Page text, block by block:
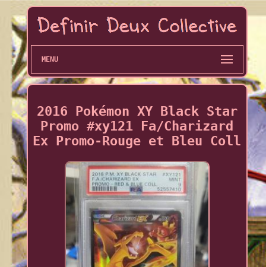
MENU
2016 Pokémon XY Black Star
Promo #xy121 Fa/Charizard
Ex Promo-Rouge et Bleu Coll